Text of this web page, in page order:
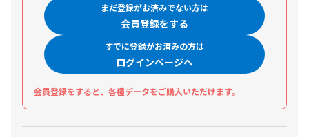
まだ登録がお済みでない方は
会員登録をする
すでに登録がお済みの方は
ログインページへ
会員登録をすると、各種データをご購入いただけます。